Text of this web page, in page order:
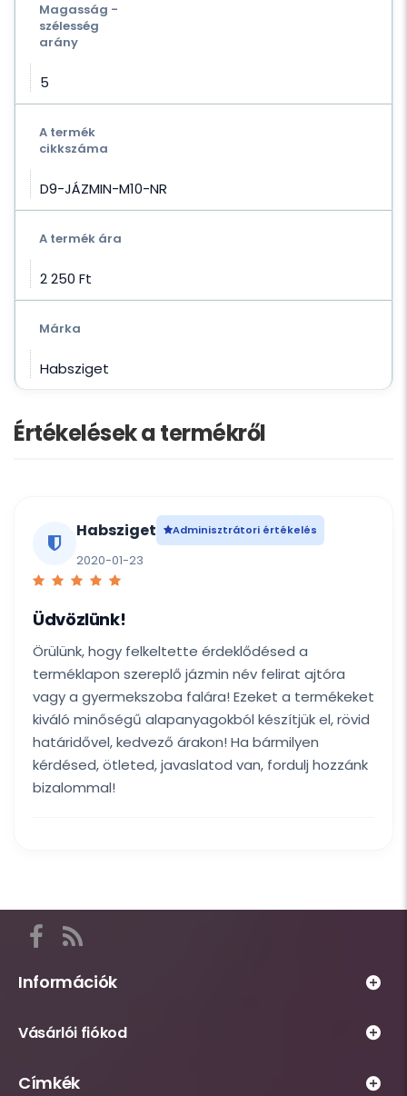
Magasság -
szélesség
arány
5
A termék
cikkszáma
D9-JÁZMIN-M10-NR
A termék ára
2 250 Ft‎
Márka
Habsziget
Értékelések a termékről
Habsziget Adminisztrátori értékelés
2020-01-23
Üdvözlünk!
Örülünk, hogy felkeltette érdeklődésed a
terméklapon szereplő jázmin név felirat ajtóra
vagy a gyermekszoba falára! Ezeket a termékeket
kiváló minőségű alapanyagokból készítjük el, rövid
határidővel, kedvező árakon! Ha bármilyen
kérdésed, ötleted, javaslatod van, fordulj hozzánk
bizalommal!
találod
Habsziget
csatornáit,
Facebook
Információk
működésével
információs
Vásárlói fiókod
fiókhoz
Címkék